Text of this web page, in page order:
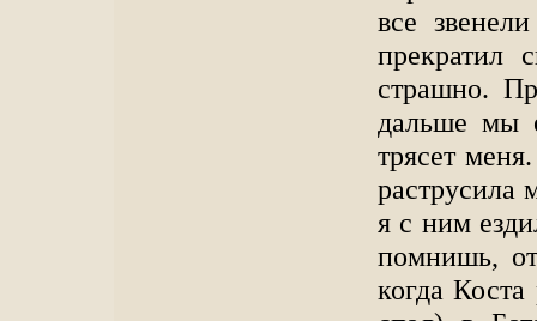
все
прекратил
страшно.
дальше мы
трясет
раструсила
я с ним
помнишь, от
когда